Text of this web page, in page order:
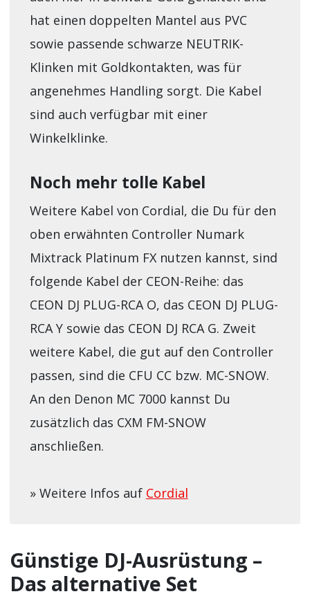
hat einen doppelten Mantel aus PVC
sowie passende schwarze NEUTRIK-
Klinken mit Goldkontakten, was für
angenehmes Handling sorgt. Die Kabel
sind auch verfügbar mit einer
Winkelklinke.
Noch mehr tolle Kabel
Weitere Kabel von Cordial, die Du für den
oben erwähnten Controller Numark
Mixtrack Platinum FX nutzen kannst, sind
folgende Kabel der CEON-Reihe: das
CEON DJ PLUG-RCA O, das CEON DJ PLUG-
RCA Y sowie das CEON DJ RCA G. Zweit
weitere Kabel, die gut auf den Controller
passen, sind die CFU CC bzw. MC-SNOW.
An den Denon MC 7000 kannst Du
zusätzlich das CXM FM-SNOW
anschließen.
» Weitere Infos auf Cordial
Günstige DJ-Ausrüstung –
Das alternative Set